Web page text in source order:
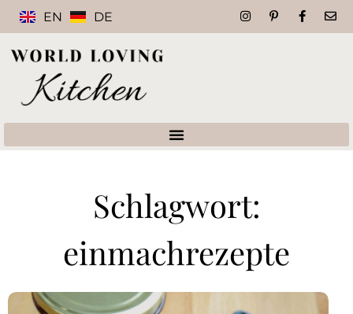
EN DE
Schlagwort:
einmachrezepte